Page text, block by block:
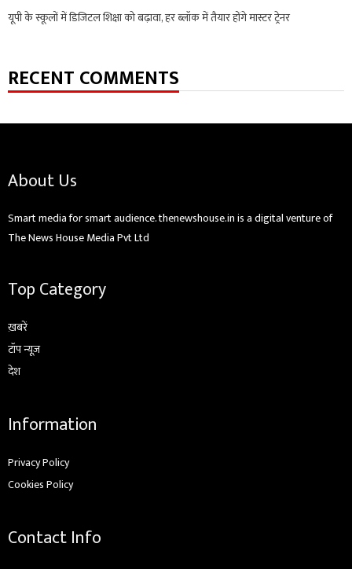
यूपी के स्कूलों में डिजिटल शिक्षा को बढ़ावा, हर ब्लॉक में तैयार होंगे मास्टर ट्रेनर
RECENT COMMENTS
About Us
Smart media for smart audience. thenewshouse.in is a digital venture of
The News House Media Pvt Ltd
Top Category
ख़बरें
टॉप न्यूज़
देश
Information
Privacy Policy
Cookies Policy
Contact Info